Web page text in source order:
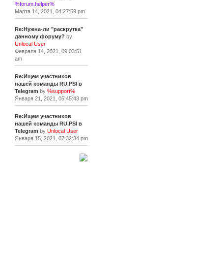
%forum.helper%
Марта 14, 2021, 04:27:59 pm
Re:Нужна-ли "раскрутка"
данному форуму? by
Unlocal User
Февраля 14, 2021, 09:03:51
am
Re:Ищем участников
нашей команды RU.PSI в
Telegram by %support%
Января 21, 2021, 05:45:43 pm
Re:Ищем участников
нашей команды RU.PSI в
Telegram by Unlocal User
Января 15, 2021, 07:32:34 pm